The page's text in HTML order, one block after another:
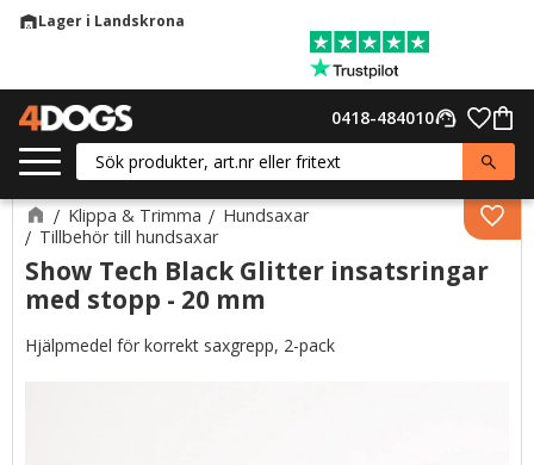
warehouseLager i Landskrona
support_agent
0418-484010
Klippa & Trimma
Hundsaxar
Tillbehör till hundsaxar
Show Tech Black Glitter insatsringar
med stopp - 20 mm
Hjälpmedel för korrekt saxgrepp, 2-pack